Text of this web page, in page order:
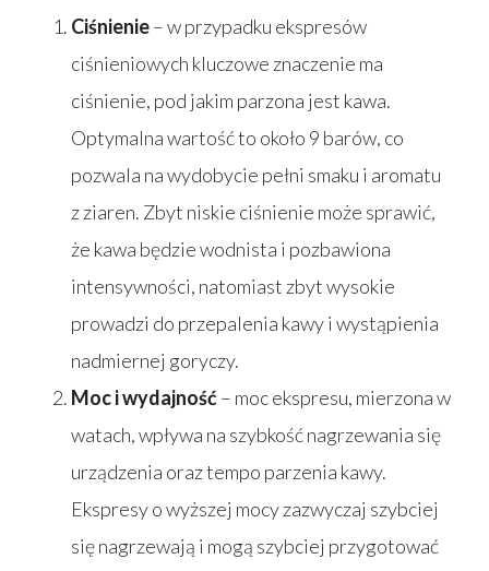
Ciśnienie– w przypadku ekspresów
ciśnieniowych kluczowe znaczenie ma
ciśnienie, pod jakim parzona jest kawa.
Optymalna wartość to około 9 barów, co
pozwala na wydobycie pełni smaku i aromatu
z ziaren. Zbyt niskie ciśnienie może sprawić,
że kawa będzie wodnista i pozbawiona
intensywności, natomiast zbyt wysokie
prowadzi do przepalenia kawy i wystąpienia
nadmiernej goryczy.
Moc i wydajność– moc ekspresu, mierzona w
watach, wpływa na szybkość nagrzewania się
urządzenia oraz tempo parzenia kawy.
Ekspresy o wyższej mocy zazwyczaj szybciej
się nagrzewają i mogą szybciej przygotować